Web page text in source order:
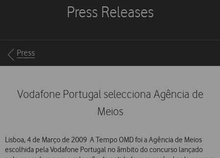
Press Releases
Breadcrumbs
Press
Vodafone Portugal selecciona Agência de
Meios
Lisboa, 4 de Março de 2009  A Tempo OMD foi a Agência de Meios
escolhida pela Vodafone Portugal no âmbito do concurso lançado